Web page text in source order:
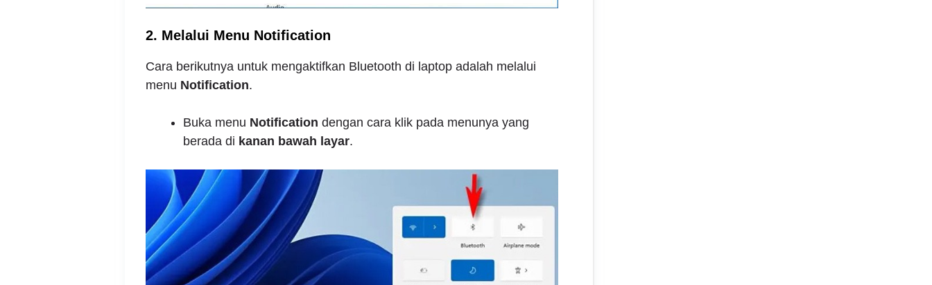
2. Melalui Menu Notification
Cara berikutnya untuk mengaktifkan Bluetooth di laptop adalah melalui
menu Notification.
Buka menu Notification dengan cara klik pada menunya yang
berada di kanan bawah layar.